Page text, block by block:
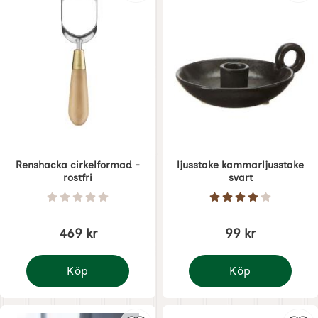
Renshacka cirkelformad -
rostfri
Art. nr 8482 Betyg: 0 Stjärnor av 5
469 kr
Köp
Renshacka cirkelformad - rostfri
ljusstake kammarljusstake
svart
Art. nr 8489 Betyg: 4 Stjärnor
99 kr
Köp
ljusstake